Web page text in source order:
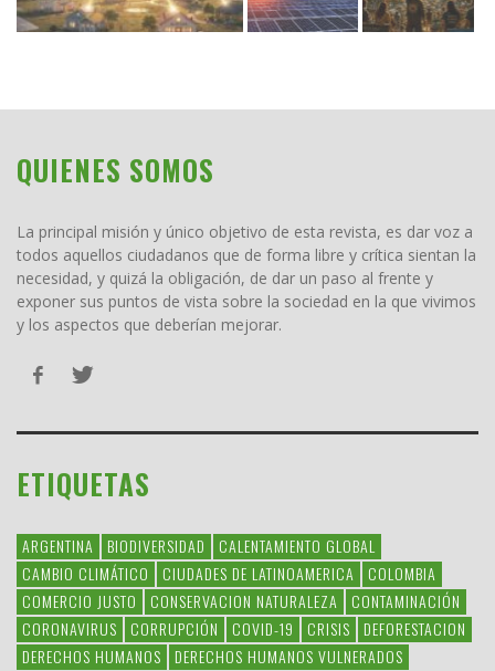
QUIENES SOMOS
La principal misión y único objetivo de esta revista, es dar voz a
todos aquellos ciudadanos que de forma libre y crítica sientan la
necesidad, y quizá la obligación, de dar un paso al frente y
exponer sus puntos de vista sobre la sociedad en la que vivimos
y los aspectos que deberían mejorar.
ETIQUETAS
ARGENTINA BIODIVERSIDAD
CALENTAMIENTO GLOBAL
CAMBIO CLIMÁTICO
CIUDADES DE LATINOAMERICA
COLOMBIA
COMERCIO JUSTO
CONSERVACION NATURALEZA
CONTAMINACIÓN
CORONAVIRUS
CORRUPCIÓN COVID-19 CRISIS
DEFORESTACION
DERECHOS HUMANOS
DERECHOS HUMANOS VULNERADOS